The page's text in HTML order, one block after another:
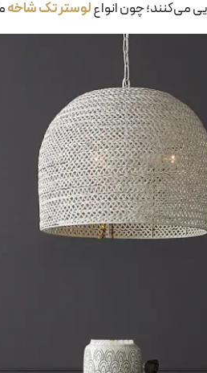
می‌کنند؛ چون انواعلوستر تک شاخه